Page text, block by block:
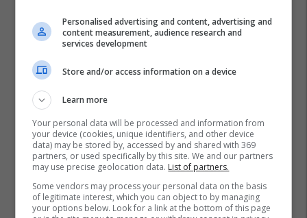
Personalised advertising and content, advertising and
content measurement, audience research and
services development
Store and/or access information on a device
Learn more
Your personal data will be processed and information from
your device (cookies, unique identifiers, and other device
data) may be stored by, accessed by and shared with 369
partners, or used specifically by this site. We and our partners
may use precise geolocation data. List of partners.
Some vendors may process your personal data on the basis
of legitimate interest, which you can object to by managing
your options below. Look for a link at the bottom of this page